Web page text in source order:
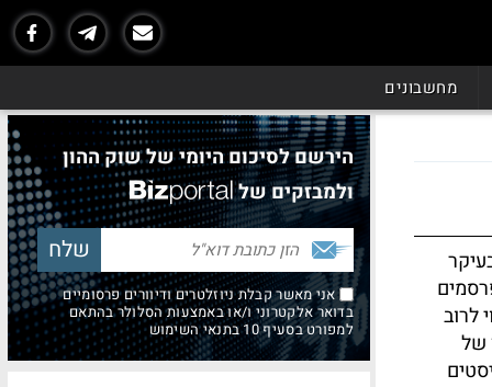
מחשבונים
לרוב
של
הירשם לסיכום היומי של שוק ההון
ולמבזקים של
אני מאשר קבלת ניוזלטרים ודיוורים פרסומיים
בדואר אלקטרוני ו/או באמצעות הסלולר בהתאם
למפורט בסעיף 10 בתנאי השימוש